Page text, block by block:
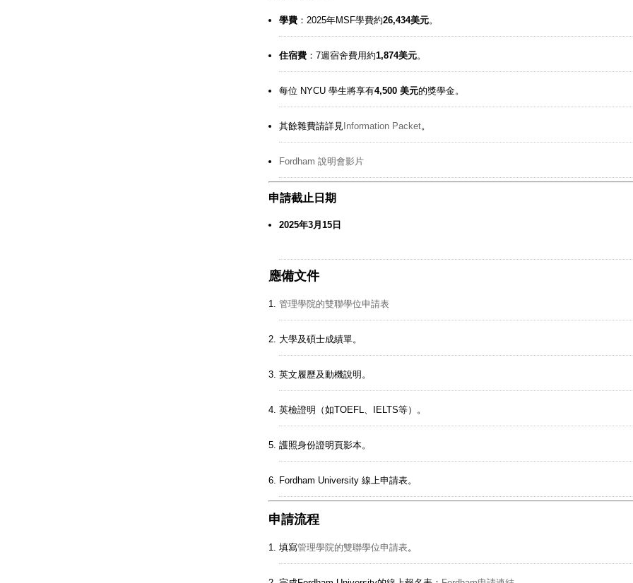
學費 ：2025年MSF學費約26,434美元。
住宿費 ：7週宿舍費用約1,874美元。
每位 NYCU 學生將享有4,500 美元的獎學金。
其餘雜費請詳見 Information Packet。
Fordham 說明會影片
申請截止日期
2025年3月15日
應備文件
管理學院的雙聯學位申請表
大學及碩士成績單。
英文履歷及動機說明。
英檢證明（如TOEFL、IELTS等）。
護照身份證明頁影本。
Fordham University 線上申請表。
申請流程
填寫管理學院的雙聯學位申請表。